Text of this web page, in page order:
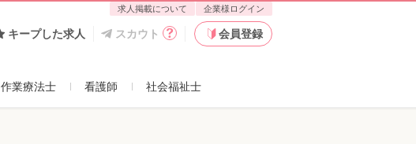
求人掲載について 企業様ログイン
キープした求人 スカウト 会員登録
作業療法士 看護師 社会福祉士